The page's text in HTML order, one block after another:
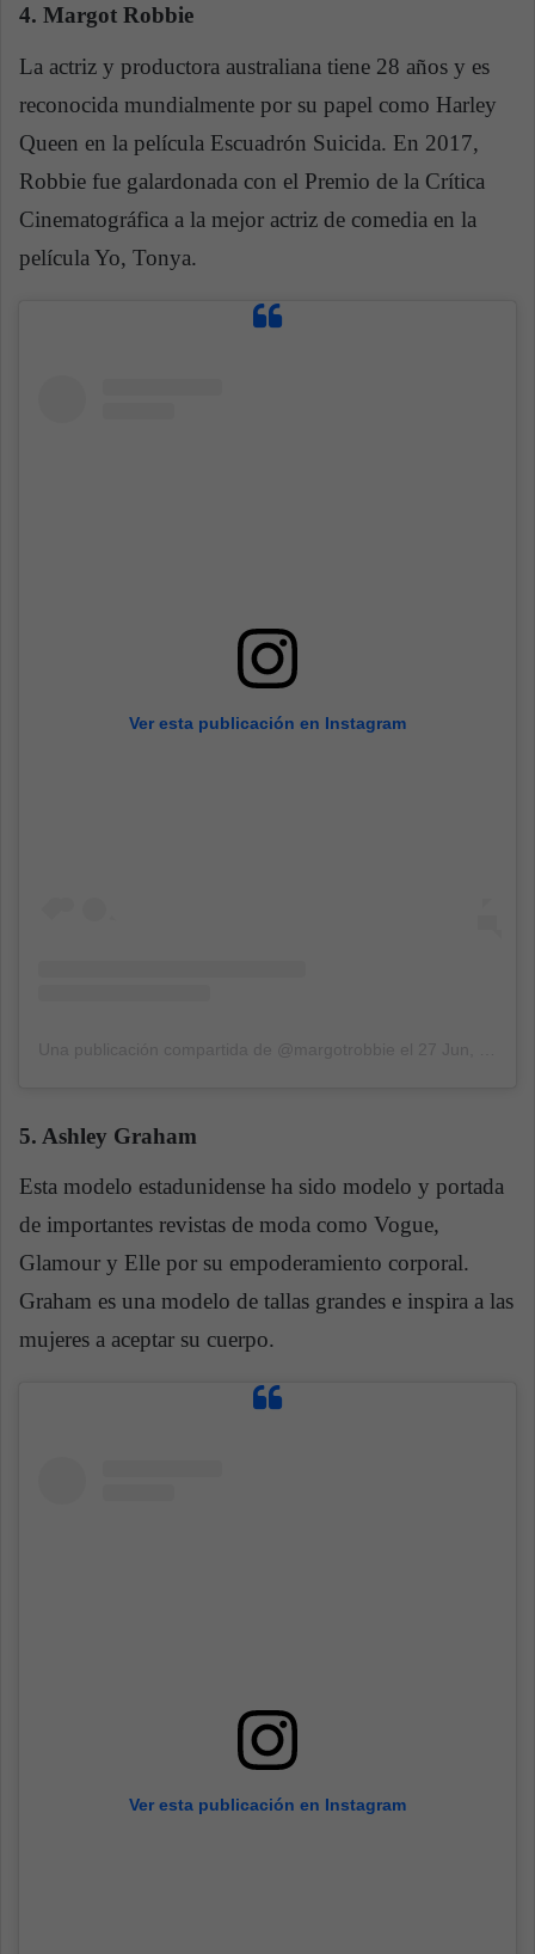
4. Margot Robbie
La actriz y productora australiana tiene 28 años y es
reconocida mundialmente por su papel como Harley
Queen en la película Escuadrón Suicida. En 2017,
Robbie fue galardonada con el Premio de la Crítica
Cinematográfica a la mejor actriz de comedia en la
película Yo, Tonya.
Ver esta publicación en Instagram
5. Ashley Graham
Esta modelo estadunidense ha sido modelo y portada
de importantes revistas de moda como Vogue,
Glamour y Elle por su empoderamiento corporal.
Graham es una modelo de tallas grandes e inspira a las
mujeres a aceptar su cuerpo.
Ver esta publicación en Instagram